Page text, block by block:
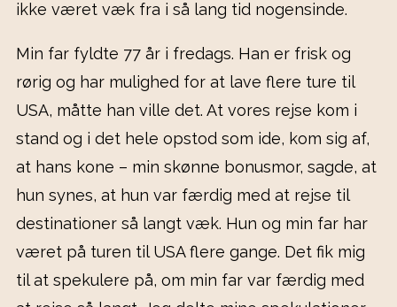
ikke været væk fra i så lang tid nogensinde.
Min far fyldte 77 år i fredags. Han er frisk og
rørig og har mulighed for at lave flere ture til
USA, måtte han ville det. At vores rejse kom i
stand og i det hele opstod som ide, kom sig af,
at hans kone – min skønne bonusmor, sagde, at
hun synes, at hun var færdig med at rejse til
destinationer så langt væk. Hun og min far har
været på turen til USA flere gange. Det fik mig
til at spekulere på, om min far var færdig med